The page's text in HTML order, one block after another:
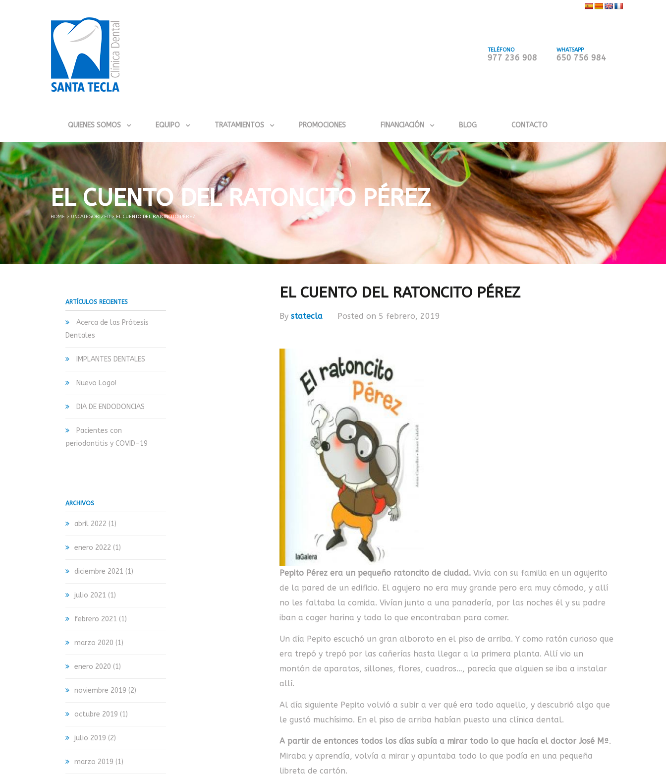
TELÉFONO
977 236 908
WHATSAPP
650 756 984
QUIENES SOMOS EQUIPO TRATAMIENTOS PROMOCIONES FINANCIACIÓN BLOG CONTACTO
EL CUENTO DEL RATONCITO PÉREZ
HOME > UNCATEGORIZED>EL CUENTO DEL RATONCITO PÉREZ
EL CUENTO DEL RATONCITO PÉREZ
By statecla Posted on 5 febrero, 2019
Pepito Pérez era un pequeño ratoncito de ciudad. Vivía con su familia en un agujerito
de la pared de un edificio. El agujero no era muy grande pero era muy cómodo, y allí
no les faltaba la comida. Vivían junto a una panadería, por las noches él y su padre
iban a coger harina y todo lo que encontraban para comer.
Un día Pepito escuchó un gran alboroto en el piso de arriba. Y como ratón curioso que
era trepó y trepó por las cañerías hasta llegar a la primera planta. Allí vio un
montón de aparatos, sillones, flores, cuadros…, parecía que alguien se iba a instalar
allí.
Al día siguiente Pepito volvió a subir a ver qué era todo aquello, y descubrió algo que
le gustó muchísimo. En el piso de arriba habían puesto una clínica dental.
A partir de entonces todos los días subía a mirar todo lo que hacía el doctor José Mª.
Miraba y aprendía, volvía a mirar y apuntaba todo lo que podía en una pequeña
libreta de cartón.
ARTÍCULOS RECIENTES
Acerca de las Prótesis
Dentales
IMPLANTES DENTALES
Nuevo Logo!
DIA DE ENDODONCIAS
Pacientes con
periodontitis y COVID-19
ARCHIVOS
abril 2022 (1)
enero 2022 (1)
diciembre 2021 (1)
julio 2021 (1)
febrero 2021 (1)
marzo 2020 (1)
enero 2020 (1)
noviembre 2019 (2)
octubre 2019 (1)
julio 2019 (2)
marzo 2019 (1)